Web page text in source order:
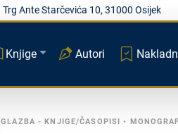
Trg Ante Starčevića 10, 31000 Osijek
Knjige Autori
GLAZBA - KNJIGE/ČASOPISI •